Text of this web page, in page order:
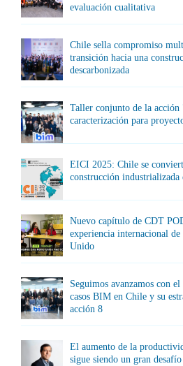
evaluación cualitativa
Chile sella compromiso
transición hacia una
descarbonizada
Taller conjunto de la
caracterización para
EICI 2025: Chile se
construcción industrializada
Nuevo capítulo de CDT
experiencia internacional
Unido
Seguimos avanzamos con
casos BIM en Chile y su
acción 8
El aumento de la
sigue siendo un gran